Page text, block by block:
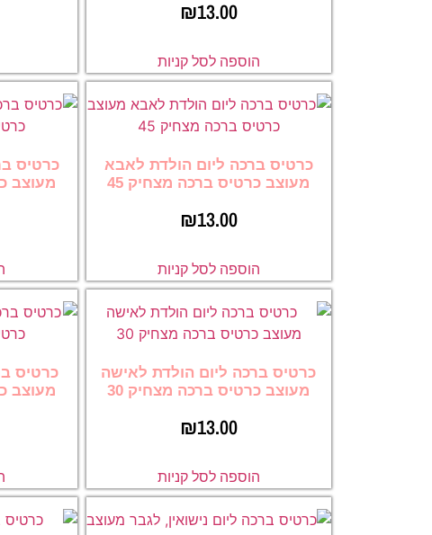
₪13.00
הוספה לסל קניות
כרטיס ברכה ליום הולדת לאבא
מעוצב כרטיס ברכה מצחיק 45
₪13.00
הוספה לסל קניות
כרטיס
מעוצב
כרטיס ברכה ליום הולדת לאישה
מעוצב כרטיס ברכה מצחיק 30
₪13.00
הוספה לסל קניות
כרטיס
מעוצב